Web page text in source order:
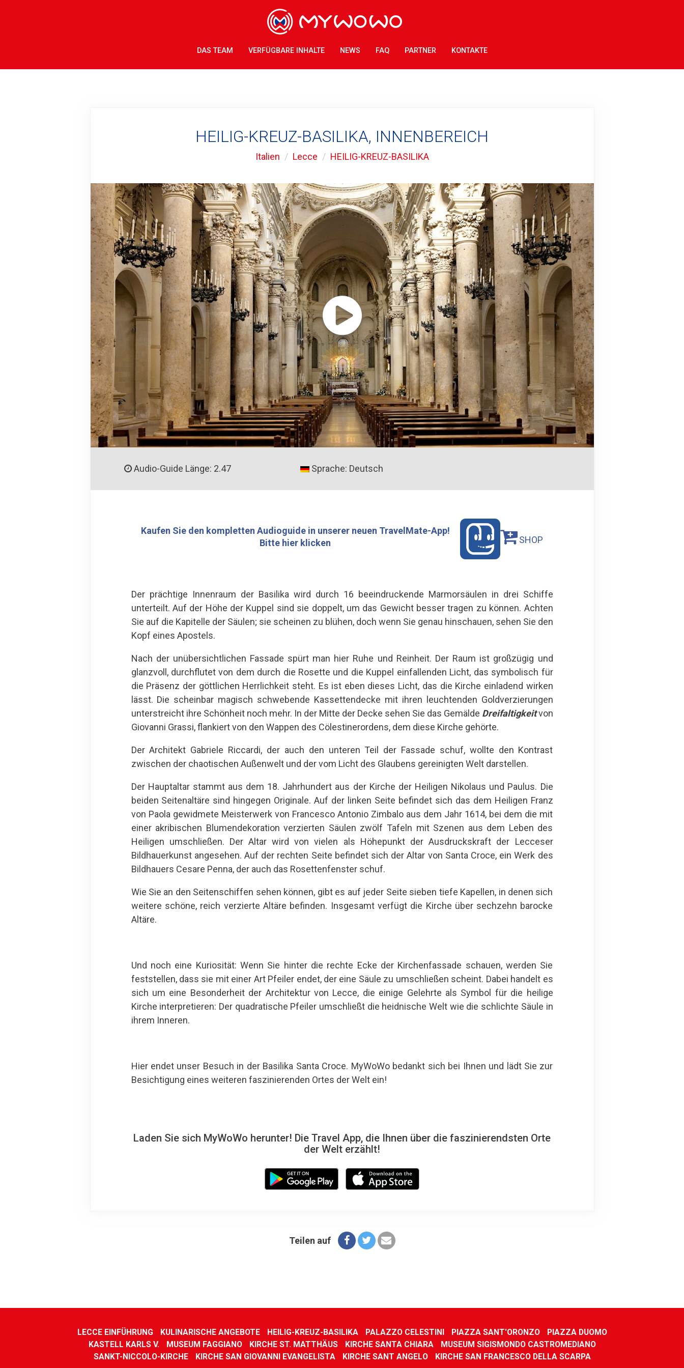
DAS TEAM VERFÜGBARE INHALTE NEWS FAQ PARTNER KONTAKTE
HEILIG-KREUZ-BASILIKA, INNENBEREICH
Italien Lecce HEILIG-KREUZ-BASILIKA
Audio-Guide Länge: 2.47 Sprache: Deutsch
Kaufen Sie den kompletten Audioguide in unserer neuen TravelMate-App!
Bitte hier klicken
SHOP
Der prächtige Innenraum der Basilika wird durch 16 beeindruckende Marmorsäulen in drei Schiffe
unterteilt. Auf der Höhe der Kuppel sind sie doppelt, um das Gewicht besser tragen zu können. Achten
Sie auf die Kapitelle der Säulen; sie scheinen zu blühen, doch wenn Sie genau hinschauen, sehen Sie den
Kopf eines Apostels.
Nach der unübersichtlichen Fassade spürt man hier Ruhe und Reinheit. Der Raum ist großzügig und
glanzvoll, durchflutet von dem durch die Rosette und die Kuppel einfallenden Licht, das symbolisch für
die Präsenz der göttlichen Herrlichkeit steht. Es ist eben dieses Licht, das die Kirche einladend wirken
lässt. Die scheinbar magisch schwebende Kassettendecke mit ihren leuchtenden Goldverzierungen
unterstreicht ihre Schönheit noch mehr. In der Mitte der Decke sehen Sie das Gemälde Dreifaltigkeitvon
Giovanni Grassi, flankiert von den Wappen des Cölestinerordens, dem diese Kirche gehörte.
Der Architekt Gabriele Riccardi, der auch den unteren Teil der Fassade schuf, wollte den Kontrast
zwischen der chaotischen Außenwelt und der vom Licht des Glaubens gereinigten Welt darstellen.
Der Hauptaltar stammt aus dem 18. Jahrhundert aus der Kirche der Heiligen Nikolaus und Paulus. Die
beiden Seitenaltäre sind hingegen Originale. Auf der linken Seite befindet sich das dem Heiligen Franz
von Paola gewidmete Meisterwerk von Francesco Antonio Zimbalo aus dem Jahr 1614, bei dem die mit
einer akribischen Blumendekoration verzierten Säulen zwölf Tafeln mit Szenen aus dem Leben des
Heiligen umschließen. Der Altar wird von vielen als Höhepunkt der Ausdruckskraft der Lecceser
Bildhauerkunst angesehen. Auf der rechten Seite befindet sich der Altar von Santa Croce, ein Werk des
Bildhauers Cesare Penna, der auch das Rosettenfenster schuf.
Wie Sie an den Seitenschiffen sehen können, gibt es auf jeder Seite sieben tiefe Kapellen, in denen sich
weitere schöne, reich verzierte Altäre befinden. Insgesamt verfügt die Kirche über sechzehn barocke
Altäre.
Und noch eine Kuriosität: Wenn Sie hinter die rechte Ecke der Kirchenfassade schauen, werden Sie
feststellen, dass sie mit einer Art Pfeiler endet, der eine Säule zu umschließen scheint. Dabei handelt es
sich um eine Besonderheit der Architektur von Lecce, die einige Gelehrte als Symbol für die heilige
Kirche interpretieren: Der quadratische Pfeiler umschließt die heidnische Welt wie die schlichte Säule in
ihrem Inneren.
Hier endet unser Besuch in der Basilika Santa Croce. MyWoWo bedankt sich bei Ihnen und lädt Sie zur
Besichtigung eines weiteren faszinierenden Ortes der Welt ein!
Laden Sie sich MyWoWo herunter! Die Travel App, die Ihnen über die faszinierendsten Orte
der Welt erzählt!
Teilen auf
LECCE EINFÜHRUNG KULINARISCHE ANGEBOTE HEILIG-KREUZ-BASILIKA PALAZZO CELESTINI PIAZZA SANT'ORONZO
PIAZZA DUOMO
KASTELL KARLS V.
MUSEUM FAGGIANO KIRCHE ST. MATTHÄUS KIRCHE SANTA CHIARA
MUSEUM SIGISMONDO CASTROMEDIANO
SANKT-NICCOLO-KIRCHE
KIRCHE SAN GIOVANNI EVANGELISTA KIRCHE SANT ANGELO KIRCHE SAN FRANCESCO DELLA SCARPA